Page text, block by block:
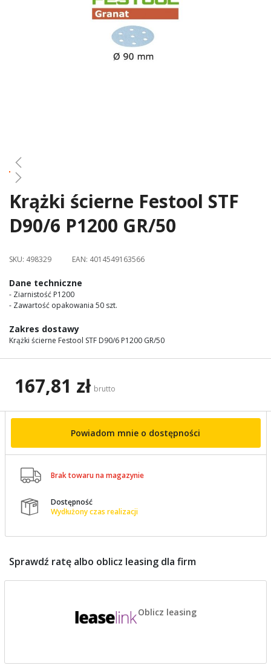
Skip
the
of
images
gallery
Krążki ścierne Festool STF
D90/6 P1200 GR/50
SKU: 498329 EAN: 4014549163566
Dane techniczne
- Ziarnistość P1200
- Zawartość opakowania 50 szt.
Zakres dostawy
Krążki ścierne Festool STF D90/6 P1200 GR/50
167,81 zł brutto
Powiadom mnie o dostępności
 Brak towaru na magazynie

Dostępność
Wydłużony czas realizacji
Sprawdź ratę albo oblicz leasing dla firm
Oblicz leasing